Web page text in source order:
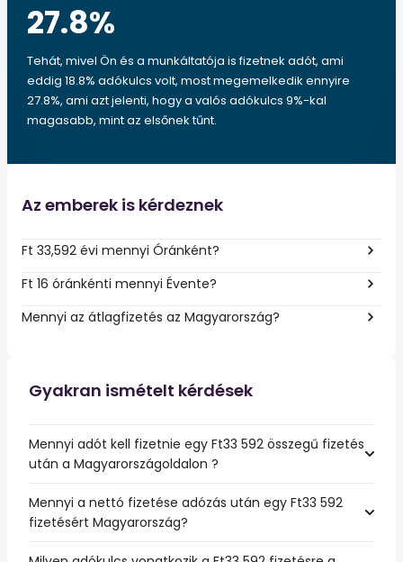
27.8%
Tehát, mivel Ön és a munkáltatója is fizetnek adót, ami
eddig 18.8% adókulcs volt, most megemelkedik ennyire
27.8%, ami azt jelenti, hogy a valós adókulcs 9%-kal
magasabb, mint az elsőnek tűnt.
Az emberek is kérdeznek
Ft 33,592 évi mennyi Óránként?
Ft 16 óránkénti mennyi Évente?
Mennyi az átlagfizetés az Magyarország?
Gyakran ismételt kérdések
Mennyi adót kell fizetnie egy Ft33 592 összegű fizetés
után a Magyarországoldalon ?
Mennyi a nettó fizetése adózás után egy Ft33 592
fizetésért Magyarország?